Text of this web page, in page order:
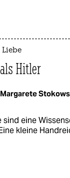
Liebe
Hitler
Margarete
sind eine
kleine